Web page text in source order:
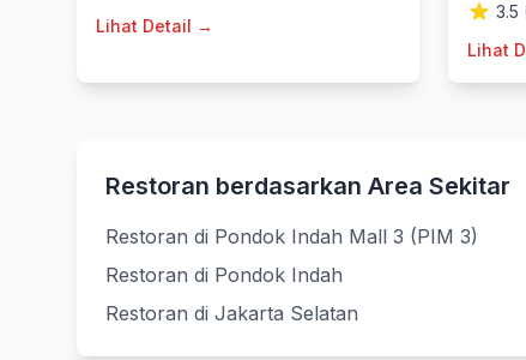
Lihat Detail →
3.5
Lihat
Restoran berdasarkan Area Sekitar
Restoran di Pondok Indah Mall 3 (PIM 3)
Restoran di Pondok Indah
Restoran di Jakarta Selatan